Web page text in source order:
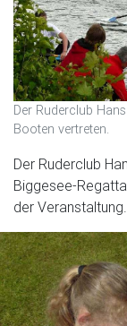
Der Ruderclub
Booten vertreten.
Der Ruderclub
Biggesee-
der Veranstaltung.